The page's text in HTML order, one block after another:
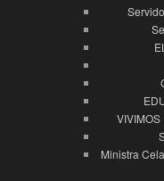
VIVIMOS
Ministra